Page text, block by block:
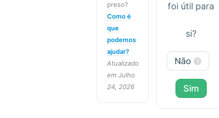
preso?
Como é
que
podemos
ajudar?
Atualizado
em Julho
24, 2026
foi útil para
si?
Não 1
Sim